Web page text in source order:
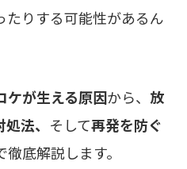
たりする可能性があるん
ケが生える原因から、 放
法、 そして再発を防ぐ
徹底解説します。